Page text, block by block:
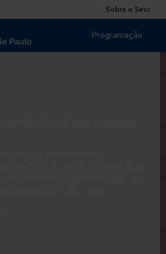
Sobre o Sesc
Programação